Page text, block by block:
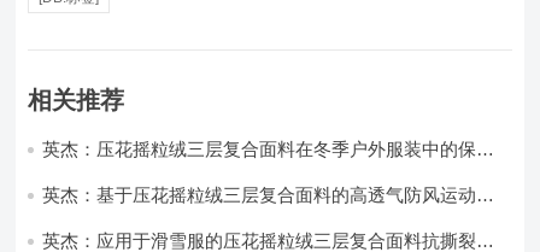
相关推荐
英杰：压花摇粒绒三层复合面料在冬季户外服装中的保暖
英杰：基于压花摇粒绒三层复合面料的高透气防风运动服
英杰：应用于滑雪服的压花摇粒绒三层复合面料抗撕裂与